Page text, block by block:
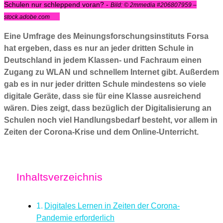
Schulen nur schleppend voran? - Bild: © 2mmedia #206807959 –
stock.adobe.com
Eine Umfrage des Meinungsforschungsinstituts Forsa
hat ergeben, dass es nur an jeder dritten Schule in
Deutschland in jedem Klassen- und Fachraum einen
Zugang zu WLAN und schnellem Internet gibt. Außerdem
gab es in nur jeder dritten Schule mindestens so viele
digitale Geräte, dass sie für eine Klasse ausreichend
wären. Dies zeigt, dass bezüglich der Digitalisierung an
Schulen noch viel Handlungsbedarf besteht, vor allem in
Zeiten der Corona-Krise und dem Online-Unterricht.
Inhaltsverzeichnis
Digitales Lernen in Zeiten der Corona-
Pandemie erforderlich